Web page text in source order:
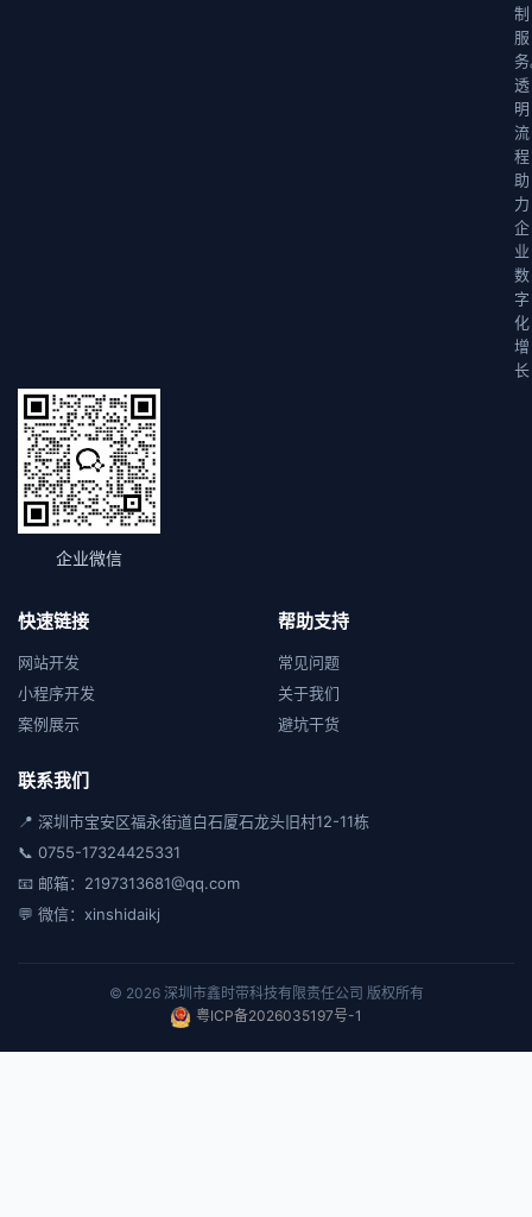
制
服
透
明
流
助
力
企
业
数
字
化
增
长
企业微信
快速链接
网站开发
小程序开发
案例展示
帮助支持
常见问题
关于我们
避坑干货
联系我们
📍 深圳市宝安区福永街道白石厦石龙头旧村12-11栋
📞 0755-17324425331
📧 邮箱：2197313681@qq.com
💬 微信：xinshidaikj
© 2026 深圳市鑫时带科技有限责任公司 版权所有
粤ICP备2026035197号-1